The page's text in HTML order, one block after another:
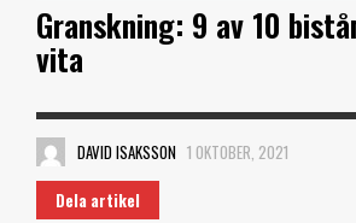
Granskning: 9 av 10
vita
DAVID ISAKSSON 1 OKTOBER, 2021
Dela artikel